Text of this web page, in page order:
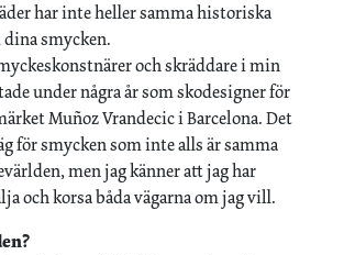
har inte heller samma historiska
smycken.
och skräddare i min
under några år som skodesigner för
Muñoz Vrandecic i Barcelona. Det
för smycken som inte alls är samma
men jag känner att jag har
och korsa båda vägarna om jag vill.